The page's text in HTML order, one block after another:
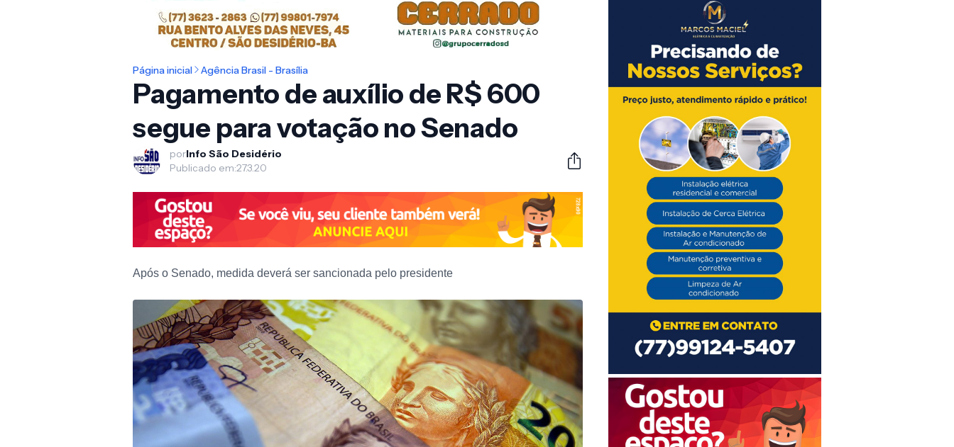
Página inicial Agência Brasil - Brasília
Pagamento de auxílio de R$ 600
segue para votação no Senado
porInfo São Desidério
Publicado em:27.3.20
Após o Senado, medida deverá ser sancionada pelo presidente